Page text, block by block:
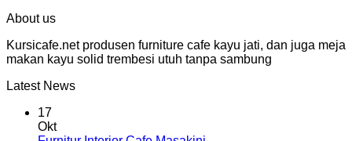
About us
Kursicafe.net produsen furniture cafe kayu jati, dan juga meja
makan kayu solid trembesi utuh tanpa sambung
Latest News
17
Okt